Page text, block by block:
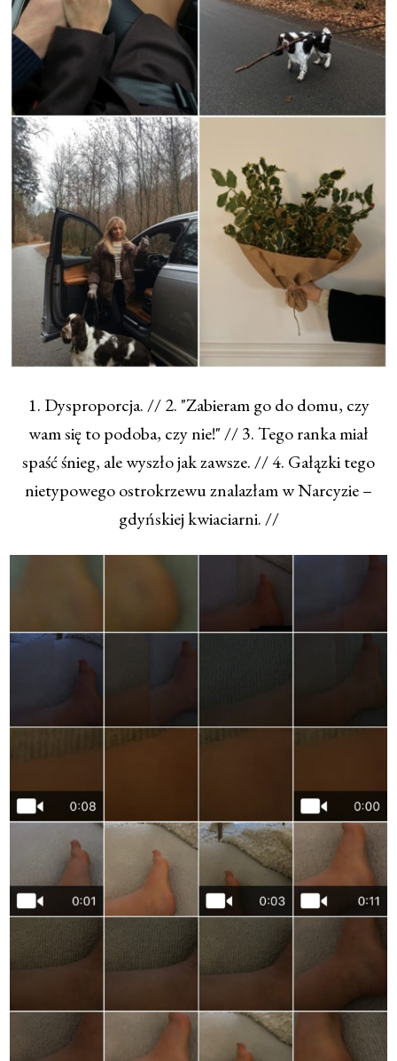
1. Dysproporcja. // 2. "Zabieram go do domu, czy
wam się to podoba, czy nie!" // 3. Tego ranka miał
spaść śnieg, ale wyszło jak zawsze. // 4. Gałązki tego
nietypowego ostrokrzewu znalazłam w Narcyzie –
gdyńskiej kwiaciarni. //